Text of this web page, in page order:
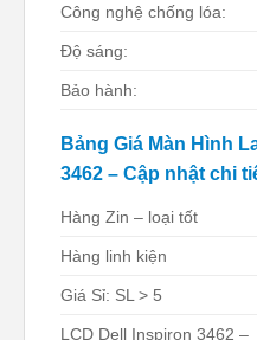
Công nghệ chống lóa:
Độ sáng:
Bảo hành:
Bảng Giá Màn Hình
3462 – Cập nhật chi
Hàng Zin – loại tốt
Hàng linh kiện
Giá Sỉ: SL > 5
LCD Dell Inspiron 3462 –